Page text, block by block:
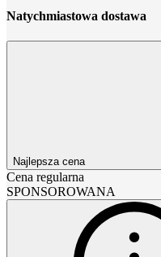
Natychmiastowa dostawa
Najlepsza cena
Cena regularna
SPONSOROWANA